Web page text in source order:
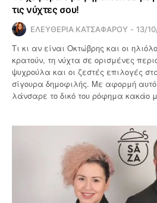
τις νύχτες σου!
ΕΛΕΥΘΕΡΙΑ ΚΑΤΣΑΦΑΡΟΥ 13/
Τι κι αν είναι Οκτώβρης και οι
κρατούν, τη νύχτα σε ορισμένες
ψυχρούλα και οι ζεστές επιλογές
σίγουρα δημοφιλής. Με αφορμή
λάνσαρε το δικό του ρόφημα κακάο